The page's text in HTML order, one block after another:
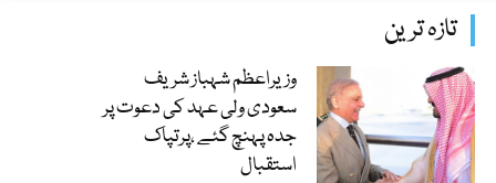
تازہ ترین
وزیراعظم شہباز شریف
سعودی ولی عہد کی دعوت پر
جدہ پہنچ گئے ،پرتپاک
استقبال